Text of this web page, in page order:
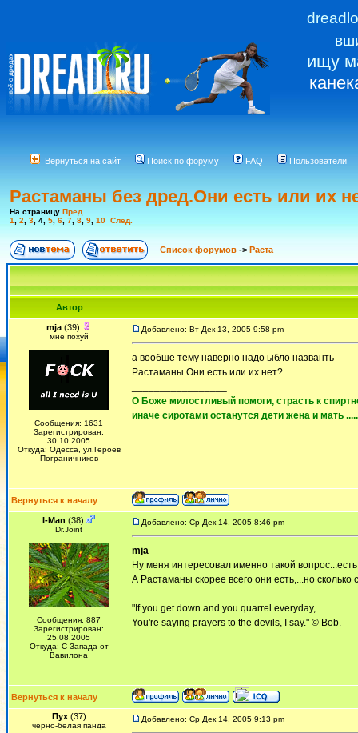
ищу
Вернуться на сайт Поиск по форуму FAQ Пользователи
Растаманы без дред.Они есть или их
На страницу Пред.
1
2 3 4 5 6 7 8 9 10 След.
Список форумов -> Раста
Автор
mja (39)
мне похуй
Сообщения: 1631
Зарегистрирован:
30.10.2005
Откуда: Одесса, ул.Героев
Пограничников
Добавлено: Вт Дек 13, 2005 9:58 pm
а вообше тему наверно надо ыбло названть
Растаманы.Они есть или их нет?
О Боже милостливый помоги, страсть к
иначе сиротами останутся дети жена и мать
Вернуться к началу
I-Man (38)
Dr.Joint
Сообщения: 887
Зарегистрирован:
25.08.2005
Откуда: С Запада от
Вавилона
Добавлено: Ср Дек 14, 2005 8:46 pm
mja
Ну меня интересовал именно такой
А Растаманы скорее всего они есть,...но сколько
"If you get down and you quarrel everyday,
You're saying prayers to the devils, I say." © Bob.
Вернуться к началу
Пух(37)
чёрно-белая панда
Добавлено: Ср Дек 14, 2005 9:13 pm